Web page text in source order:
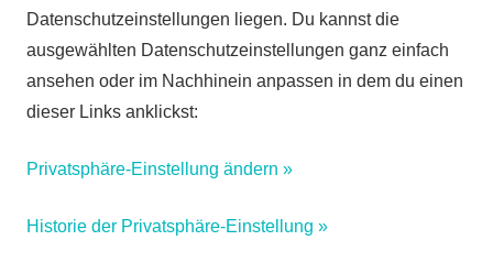
Datenschutzeinstellungen liegen. Du kannst die
ausgewählten Datenschutzeinstellungen ganz einfach
ansehen oder im Nachhinein anpassen in dem du einen
dieser Links anklickst:
Privatsphäre-Einstellung ändern »
Historie der Privatsphäre-Einstellung »